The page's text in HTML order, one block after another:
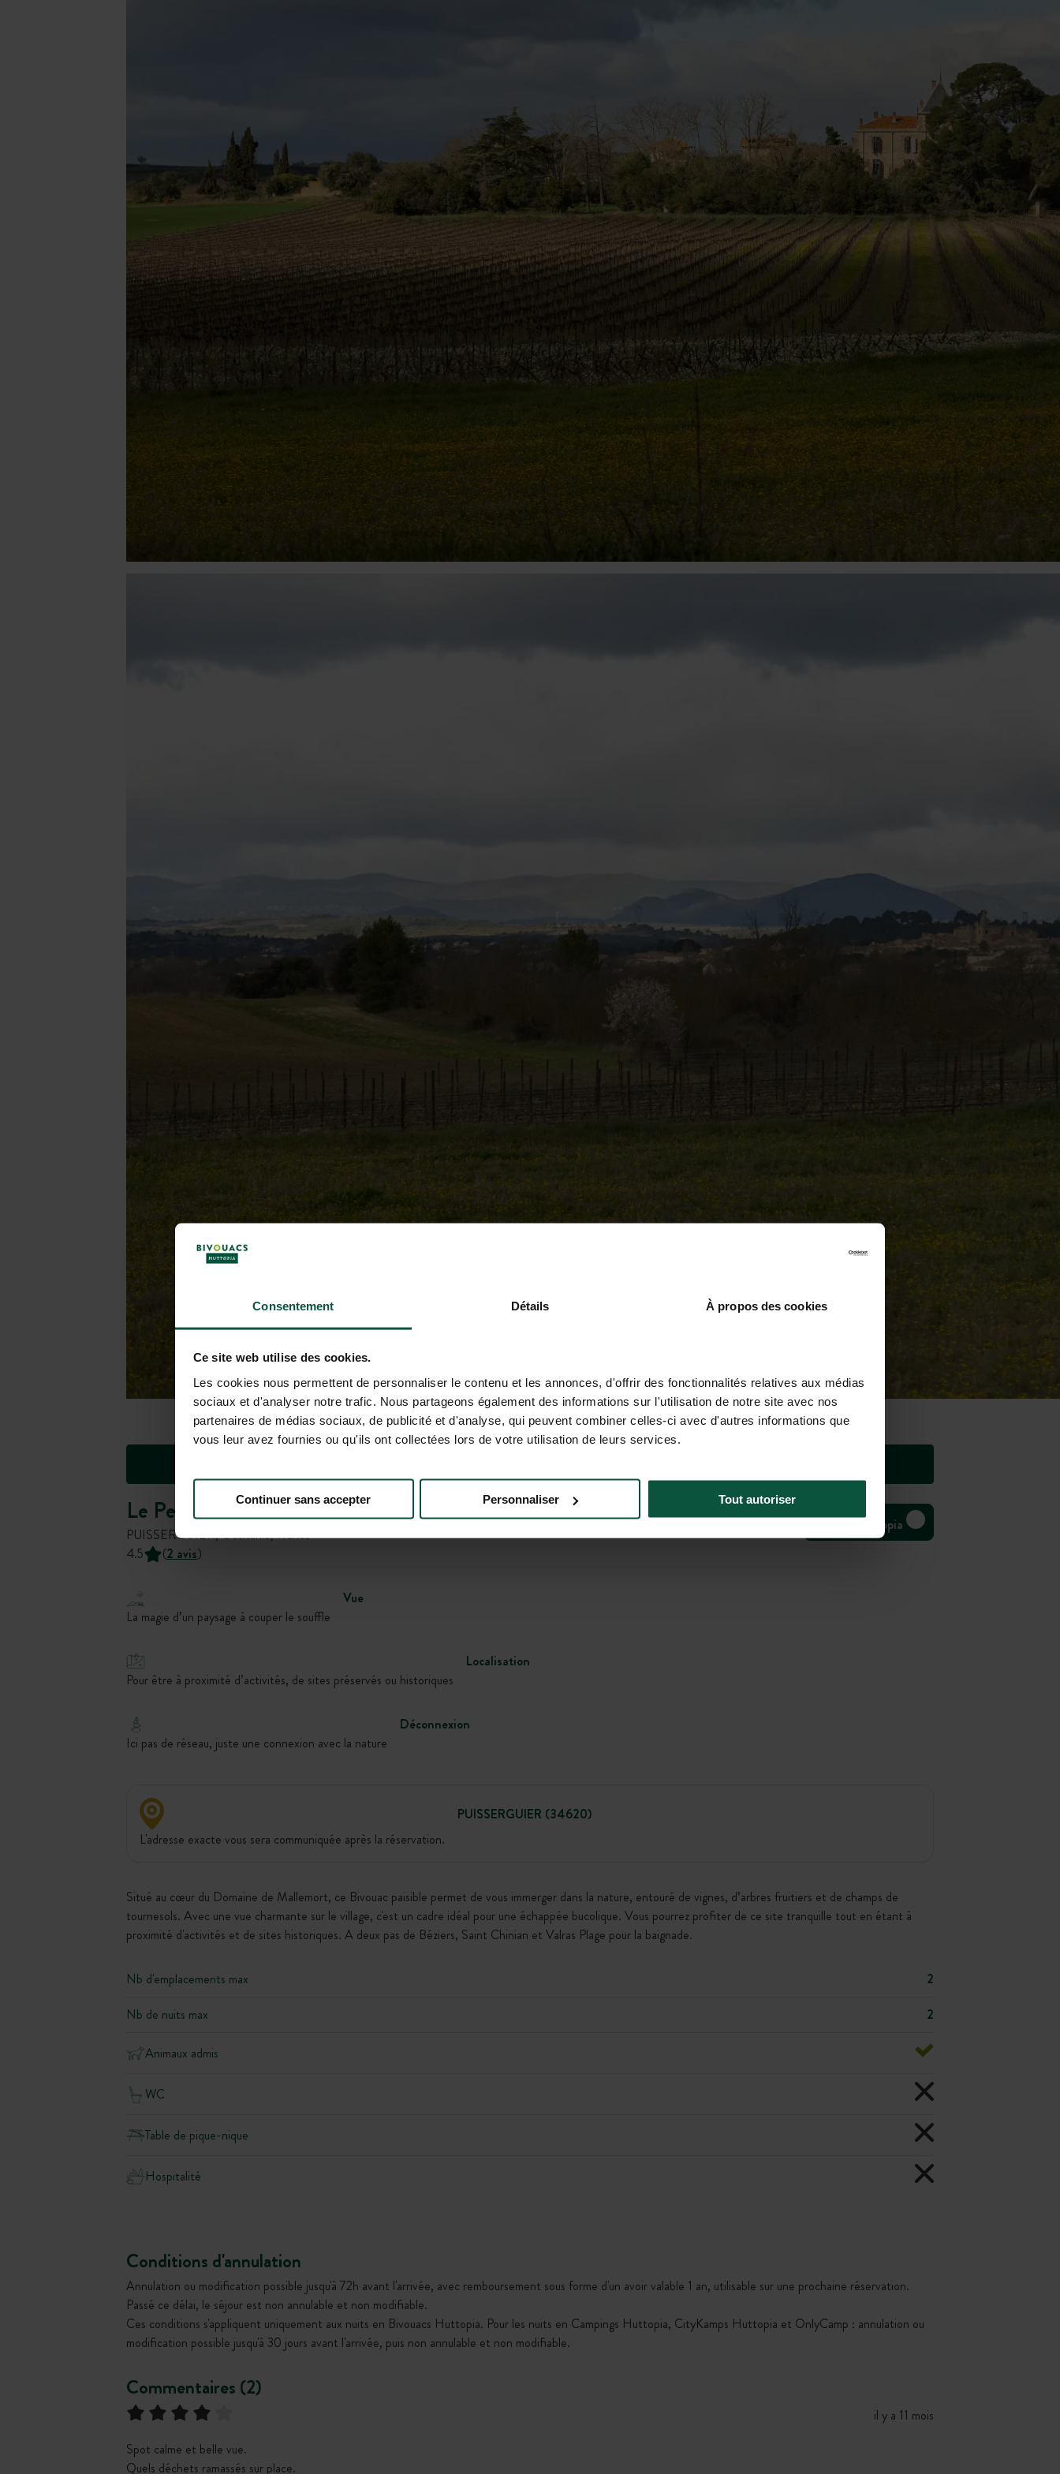
Consentement Détails À propos des cookies
Ce site web utilise des cookies.
Les cookies nous permettent de personnaliser le contenu et les annonces, d'offrir des fonctionnalités relatives aux médias
sociaux et d'analyser notre trafic. Nous partageons également des informations sur l'utilisation de notre site avec nos
partenaires de médias sociaux, de publicité et d'analyse, qui peuvent combiner celles-ci avec d'autres informations que
vous leur avez fournies ou qu'ils ont collectées lors de votre utilisation de leurs services.
Continuer sans accepter Personnaliser Tout autoriser
Le Peyral
PUISSERGUIER, Occitanie, France
Bivouac Huttopia
4.5
(2 avis)
Vue
La magie d’un paysage à couper le souffle
Localisation
Pour être à proximité d’activités, de sites préservés ou historiques
Déconnexion
Ici pas de réseau, juste une connexion avec la nature
PUISSERGUIER (34620)
L'adresse exacte vous sera communiquée après la réservation.
Situé au cœur du Domaine de Mallemort, ce Bivouac paisible permet de vous immerger dans la nature, entouré de vignes, d’arbres fruitiers et de champs de
tournesols. Avec une vue charmante sur le village, c'est un cadre idéal pour une échappée bucolique. Vous pourrez profiter de ce site tranquille tout en étant à
proximité d'activités et de sites historiques. A deux pas de Béziers, Saint Chinian et Valras Plage pour la baignade.
Nb d'emplacements max
2
Nb de nuits max
2
Animaux admis
WC
Table de pique-nique
Hospitalité
Conditions d'annulation
Annulation ou modification possible jusqu'à 72h avant l'arrivée, avec remboursement sous forme d'un avoir valable 1 an, utilisable sur une prochaine réservation.
Passé ce délai, le séjour est non annulable et non modifiable.
Ces conditions s'appliquent uniquement aux nuits en Bivouacs Huttopia. Pour les nuits en Campings Huttopia, CityKamps Huttopia et OnlyCamp : annulation ou
modification possible jusqu'à 30 jours avant l'arrivée, puis non annulable et non modifiable.
Commentaires (2)
il y a 11 mois
Spot calme et belle vue.
Quels déchets ramassés sur place.